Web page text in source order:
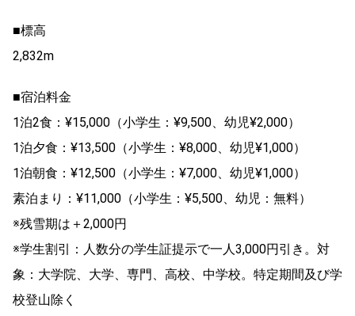
■標高
2,832m
■宿泊料金
1泊2食：¥15,000（小学生：¥9,500、幼児¥2,000）
1泊夕食：¥13,500（小学生：¥8,000、幼児¥1,000）
1泊朝食：¥12,500（小学生：¥7,000、幼児¥1,000）
素泊まり：¥11,000（小学生：¥5,500、幼児：無料）
※残雪期は＋2,000円
※学生割引：人数分の学生証提示で一人3,000円引き。対
象：大学院、大学、専門、高校、中学校。特定期間及び学
校登山除く